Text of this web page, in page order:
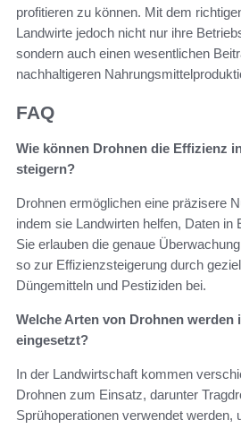
profitieren zu können. Mit dem
Landwirte jedoch nicht nur ihre
sondern auch einen wesentlichen
nachhaltigeren
FAQ
Wie können Drohnen die Effizienz
steigern?
Drohnen ermöglichen eine präzisere
indem sie Landwirten helfen, Daten in
Sie erlauben die genaue
so zur Effizienzsteigerung durch
Düngemitteln und Pestiziden bei.
Welche Arten von Drohnen
eingesetzt?
In der Landwirtschaft kommen
Drohnen zum Einsatz, darunter
Sprühoperationen verwendet werden,